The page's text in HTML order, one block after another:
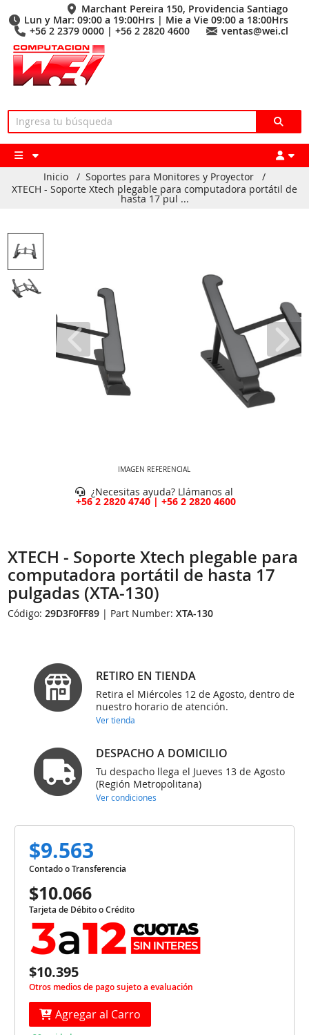
Marchant Pereira 150, Providencia Santiago
Lun y Mar: 09:00 a 19:00Hrs | Mie a Vie 09:00 a 18:00Hrs
+56 2 2379 0000 | +56 2 2820 4600
ventas@wei.cl
Inicio / Soportes para Monitores y Proyector
/
XTECH - Soporte Xtech plegable para computadora portátil de
hasta 17 pul ...
IMAGEN REFERENCIAL
¿Necesitas ayuda? Llámanos al
+56 2 2820 4740 | +56 2 2820 4600
XTECH - Soporte Xtech plegable para
computadora portátil de hasta 17
pulgadas (XTA-130)
Código:29D3F0FF89 | Part Number:XTA-130
RETIRO EN TIENDA
Retira el Miércoles 12 de Agosto, dentro de
nuestro horario de atención.
Ver tienda
DESPACHO A DOMICILIO
Tu despacho llega el Jueves 13 de Agosto
(Región Metropolitana)
Ver condiciones
$9.563
Contado o Transferencia
$10.066
Tarjeta de Débito o Crédito
$10.395
Otros medios de pago sujeto a evaluación
Agregar al Carro